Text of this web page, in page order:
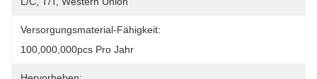
Versorgungsmaterial-Fähigkeit:
100,000,000pcs Pro Jahr